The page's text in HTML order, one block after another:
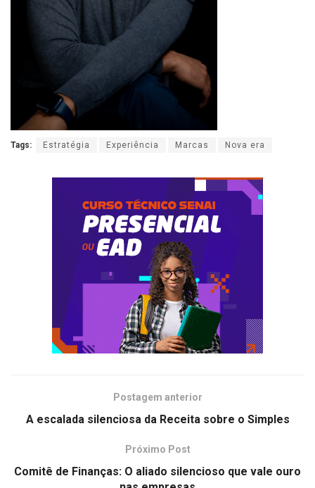
Tags: Estratégia Experiência Marcas Nova era
Postagem anterior
A escalada silenciosa da Receita sobre o Simples
Próximo Post
Comitê de Finanças: O aliado silencioso que vale ouro